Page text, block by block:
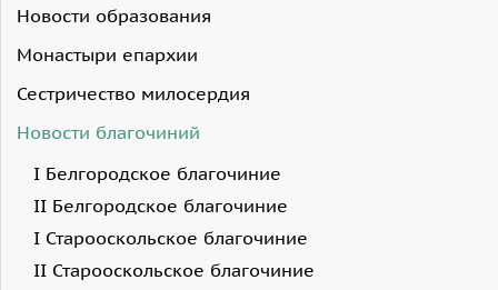
Новости образования
Монастыри епархии
Сестричество милосердия
Новости благочиний
I Белгородское благочиние
II Белгородское благочиние
I Старооскольское благочиние
II Старооскольское благочиние